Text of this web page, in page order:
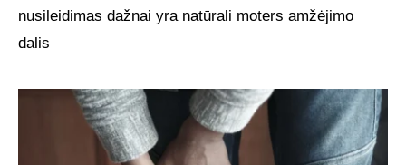
nusileidimas dažnai yra natūrali moters amžėjimo
dalis